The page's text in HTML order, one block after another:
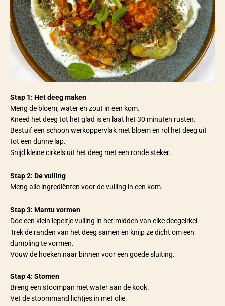
Stap 1: Het deeg maken
Meng de bloem, water en zout in een kom.
Kneed het deeg tot het glad is en laat het 30 minuten rusten.
Bestuif een schoon werkoppervlak met bloem en rol het deeg uit
tot een dunne lap.
Snijd kleine cirkels uit het deeg met een ronde steker.
Stap 2: De vulling
Meng alle ingrediënten voor de vulling in een kom.
Stap 3: Mantu vormen
Doe een klein lepeltje vulling in het midden van elke deegcirkel.
Trek de randen van het deeg samen en knijp ze dicht om een
dumpling te vormen.
Vouw de hoeken naar binnen voor een goede sluiting.
Stap 4: Stomen
Breng een stoompan met water aan de kook.
Vet de stoommand lichtjes in met olie.